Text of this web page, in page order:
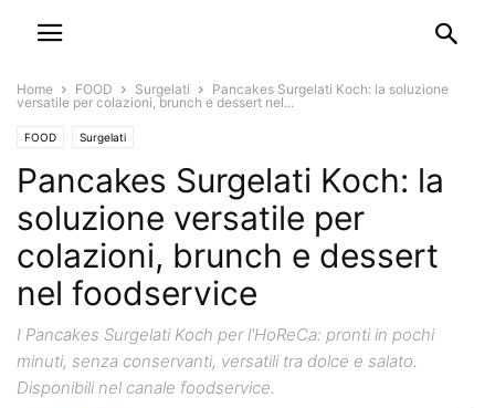
Home FOOD Surgelati
Pancakes Surgelati Koch: la soluzione
versatile per colazioni, brunch e dessert nel...
FOOD Surgelati
Pancakes Surgelati Koch: la
soluzione versatile per
colazioni, brunch e dessert
nel foodservice
I Pancakes Surgelati Koch per l'HoReCa: pronti in pochi
minuti, senza conservanti, versatili tra dolce e salato.
Disponibili nel canale foodservice.